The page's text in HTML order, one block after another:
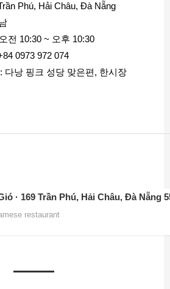
Phú, Hải Châu, Đà Nẵng
전 10:30 ~ 오후 10:30
0973 972 074
낭 핑크 성당 맞은편, 한시장
restaurant